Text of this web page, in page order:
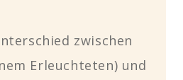
zwischen
Erleuchteten) und